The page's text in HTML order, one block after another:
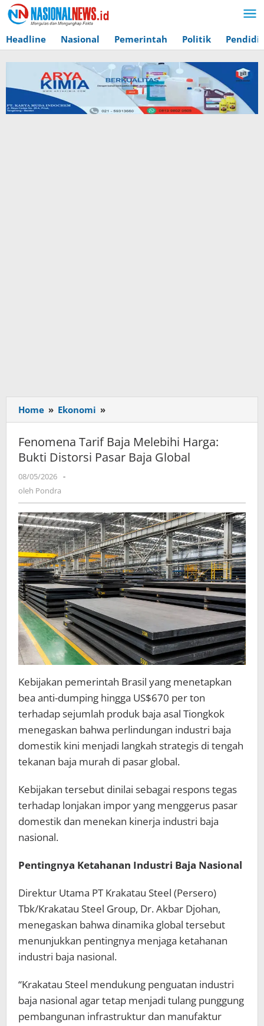
Lewati
ke
konten
Headline Nasional Pemerintah Politik
Home » Ekonomi »
Tarif
Baja
Melebihi
Harga:
Pasar
Baja
Global
Fenomena Tarif Baja Melebihi Harga:
Bukti Distorsi Pasar Baja Global
08/05/2026 oleh
-
oleh Pondra
Kebijakan pemerintah Brasil yang menetapkan
bea anti-dumping hingga US$670 per ton
terhadap sejumlah produk baja asal Tiongkok
menegaskan bahwa perlindungan industri baja
domestik kini menjadi langkah strategis di tengah
tekanan baja murah di pasar global.
Kebijakan tersebut dinilai sebagai respons tegas
terhadap lonjakan impor yang menggerus pasar
domestik dan menekan kinerja industri baja
nasional.
Pentingnya Ketahanan Industri Baja Nasional
Direktur Utama PT Krakatau Steel (Persero)
Tbk/Krakatau Steel Group, Dr. Akbar Djohan,
menegaskan bahwa dinamika global tersebut
menunjukkan pentingnya menjaga ketahanan
industri baja nasional.
“Krakatau Steel mendukung penguatan industri
baja nasional agar tetap menjadi tulang punggung
pembangunan infrastruktur dan manufaktur